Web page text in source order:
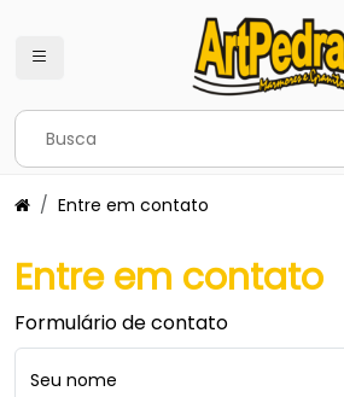
Entre em contato
Entre em contato
Formulário de contato
Seu nome